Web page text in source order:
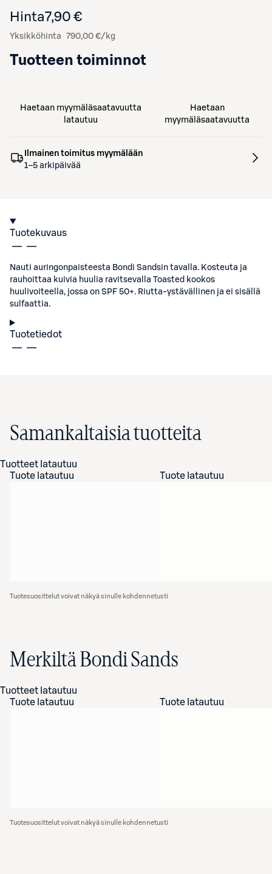
Hinta7,90 €
Yksikköhinta 790,00 €/kg
Tuotteen toiminnot
Haetaan myymäläsaatavuutta
latautuu
Haetaan
myymäläsaatavuutta
Ilmainen toimitus myymälään
1–5 arkipäivää
Tuotekuvaus
Nauti auringonpaisteesta Bondi Sandsin tavalla. Kosteuta ja
rauhoittaa kuivia huulia ravitsevalla Toasted kookos
huulivoiteella, jossa on SPF 50+. Riutta-ystävällinen ja ei sisällä
sulfaattia.
Tuotetiedot
Samankaltaisia tuotteita
Tuotteet latautuu
Tuote latautuu
Tuote latautuu
Tuotesuosittelut voivat näkyä sinulle kohdennetusti
Merkiltä Bondi Sands
Tuotteet latautuu
Tuote latautuu
Tuote latautuu
Tuotesuosittelut voivat näkyä sinulle kohdennetusti